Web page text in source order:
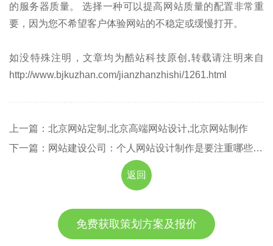
的服务器质量。 选择一种可以提高网站质量的配置非常重
要，因为您不希望客户体验网站的不稳定或缓慢打开。
如没特殊注明，文章均为酷站科技原创,转载请注明来自
http://www.bjkuzhan.com/jianzhanzhishi/1261.html
上一篇：北京网站定制,北京高端网站设计,北京网站制作
下一篇：网站建设公司：个人网站设计制作是要注重哪些事项？
返回
免费获取策划方案及报价